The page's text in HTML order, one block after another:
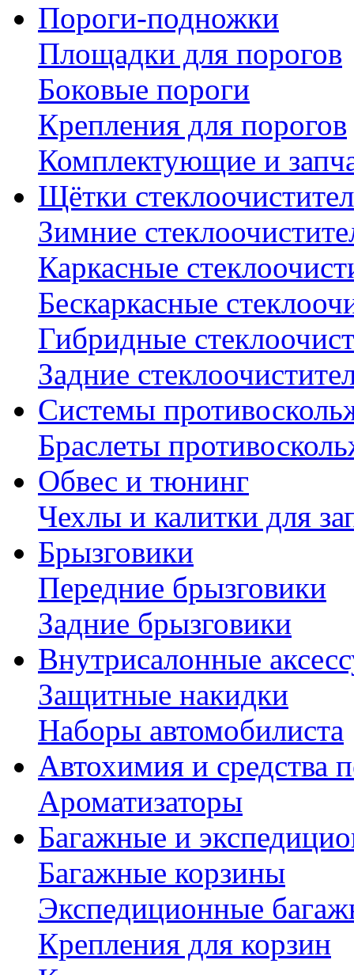
Пороги-подножки
Площадки для порогов
Боковые пороги
Крепления для порогов
Комплектующие и
Щётки
Зимние
Каркасные
Бескаркасные
Гибридные
Задние
Системы
Браслеты
Обвес и тюнинг
Чехлы и калитки для
Брызговики
Передние брызговики
Задние брызговики
Внутрисалонные
Защитные накидки
Наборы автомобилиста
Автохимия и средства
Ароматизаторы
Багажные и
Багажные корзины
Экспедиционные
Крепления для корзин